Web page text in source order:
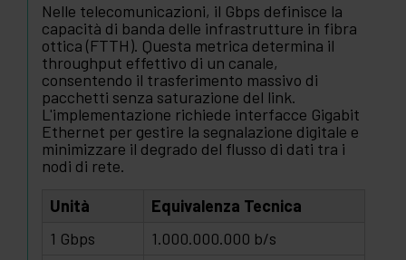
Nelle telecomunicazioni, il Gbps definisce la
capacità di banda delle infrastrutture in fibra
ottica (FTTH). Questa metrica determina il
throughput effettivo di un canale,
consentendo il trasferimento massivo di
pacchetti senza saturazione del link.
L'implementazione richiede interfacce Gigabit
Ethernet per gestire la segnalazione digitale e
minimizzare il degrado del flusso di dati tra i
nodi di rete.
Unità
Equivalenza Tecnica
1 Gbps
1.000.000.000 b/s